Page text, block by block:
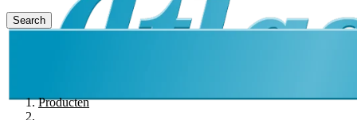
Search
Producten